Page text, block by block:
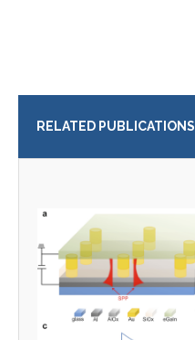
RELATED PUBLICATIONS